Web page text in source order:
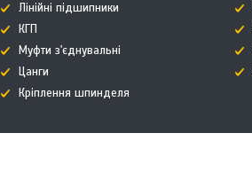
Лінійні підшипники
КГП
Муфти з'єднувальні
Цанги
Кріплення шпинделя